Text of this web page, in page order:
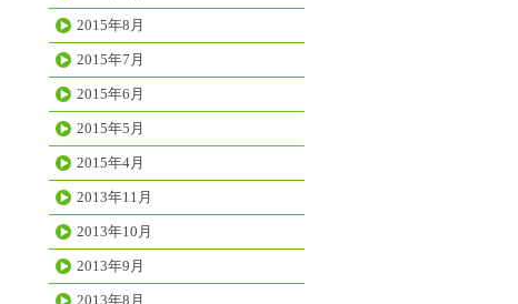
2015年8月
2015年7月
2015年6月
2015年5月
2015年4月
2013年11月
2013年10月
2013年9月
2013年8月